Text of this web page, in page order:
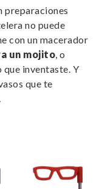
preparaciones
no puede
con un macerador
un mojito , o
inventaste. Y
que te